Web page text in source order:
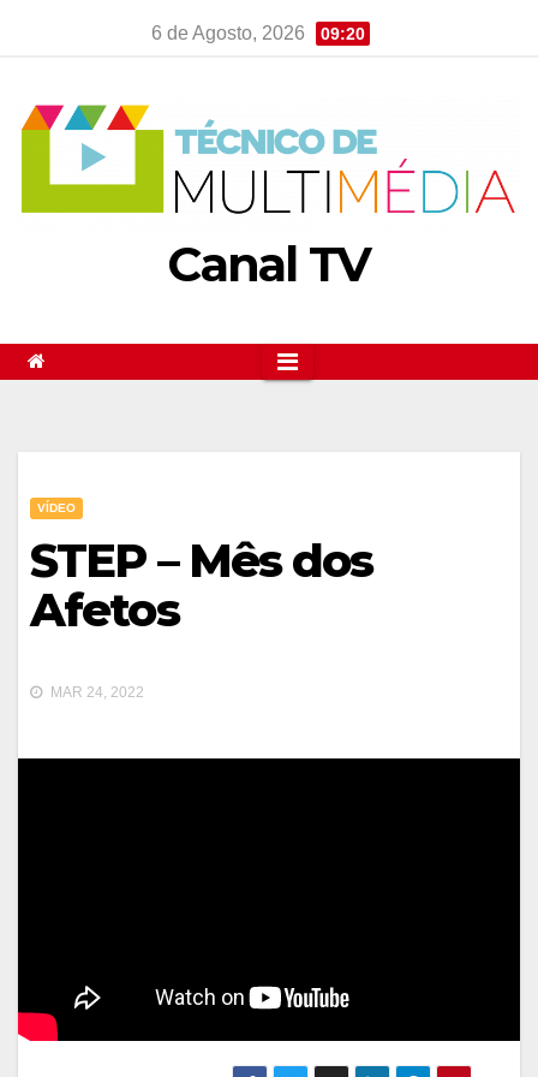
6 de Agosto, 2026 09:20
Canal TV
VÍDEO
STEP – Mês dos
Afetos
MAR 24, 2022